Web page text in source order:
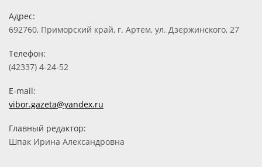
Адрес:
692760, Приморский край, г. Артем, ул. Дзержинского, 27
Телефон:
(42337) 4-24-52
E-mail:
vibor.gazeta@yandex.ru
Главный редактор:
Шпак Ирина Александровна